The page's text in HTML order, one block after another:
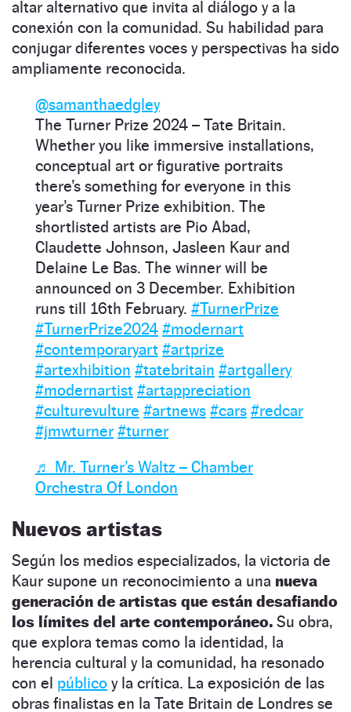
altar alternativo que invita al diálogo y a la
conexión con la comunidad. Su habilidad para
conjugar diferentes voces y perspectivas ha sido
ampliamente reconocida.
@samanthaedgley
The Turner Prize 2024 – Tate Britain.
Whether you like immersive installations,
conceptual art or figurative portraits
there’s something for everyone in this
year’s Turner Prize exhibition. The
shortlisted artists are Pio Abad,
Claudette Johnson, Jasleen Kaur and
Delaine Le Bas. The winner will be
announced on 3 December. Exhibition
runs till 16th February. #TurnerPrize
#TurnerPrize2024 #modernart
#contemporaryart #artprize
#artexhibition #tatebritain #artgallery
#modernartist #artappreciation
#culturevulture #artnews #cars #redcar
#jmwturner #turner
♬ Mr. Turner’s Waltz – Chamber
Orchestra Of London
Nuevos artistas
Según los medios especializados, la victoria de
Kaur supone un reconocimiento a una nueva
generación de artistas que están desafiando
los límites del arte contemporáneo. Su obra,
que explora temas como la identidad, la
herencia cultural y la comunidad, ha resonado
con el público y la crítica. La exposición de las
obras finalistas en la Tate Britain de Londres se